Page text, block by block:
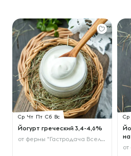
Ср Чт Пт Сб Вс
Йогурт греческий 3,4-4,6%
от фермы "Гастродача Вселуг"
Ср
от